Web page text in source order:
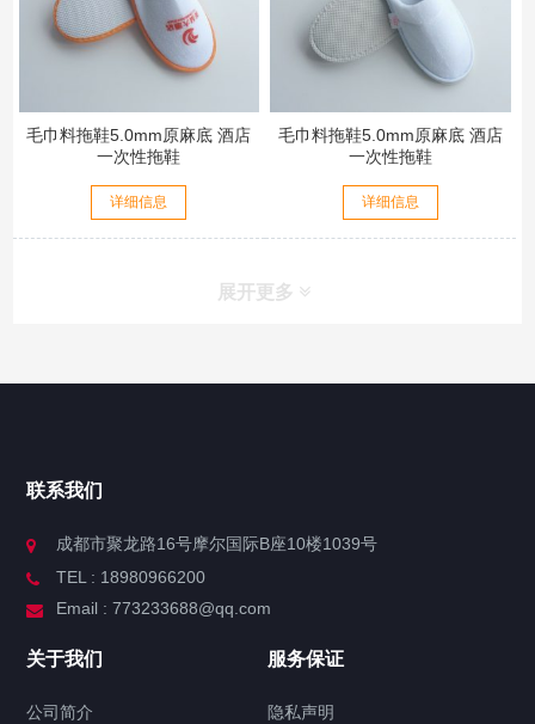
毛巾料拖鞋5.0mm原麻底 酒店
一次性拖鞋
详细信息
毛巾料拖鞋5.0mm原麻底 酒店
一次性拖鞋
详细信息
展开更多
联系我们
成都市聚龙路16号摩尔国际B座10楼1039号
TEL : 18980966200
Email : 773233688@qq.com
关于我们
公司简介
服务保证
隐私声明